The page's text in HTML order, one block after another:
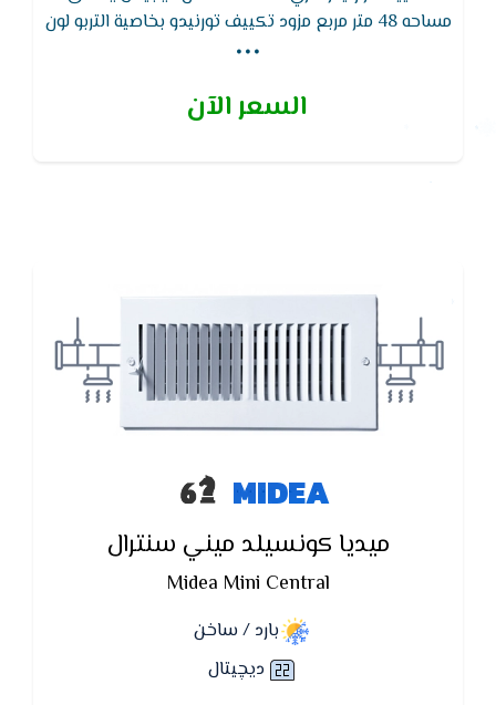
مساحه 48 متر مربع مزود تكييف تورنيدو بخاصية التربو لون
أبيض I-TRFS48,تصميم ممتاز بشاشة عرض كبيرة إل إى
المساحات الكبيره التي تتطلب التركيب الارضي والشكل
...
السعر الآن
MIDEA
ميديا كونسيلد ميني سنترال
Midea Mini Central
بارد / ساخن
ديچيتال